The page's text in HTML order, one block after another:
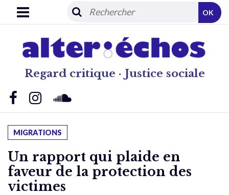
Regard critique · Justice sociale
OK
MIGRATIONS
Un rapport qui plaide en
faveur de la protection des
victimes